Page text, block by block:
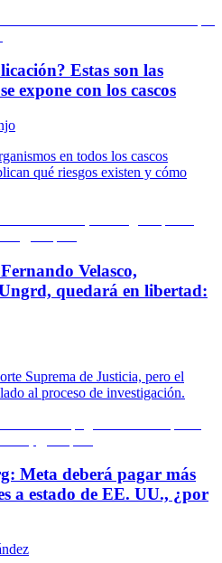
Estas son las
expone con los cascos
en todos los cascos
qué riesgos existen y cómo
Velasco,
quedará en libertad:
Suprema de Justicia, pero el
al proceso de investigación.
Meta deberá pagar más
a estado de EE. UU., ¿por